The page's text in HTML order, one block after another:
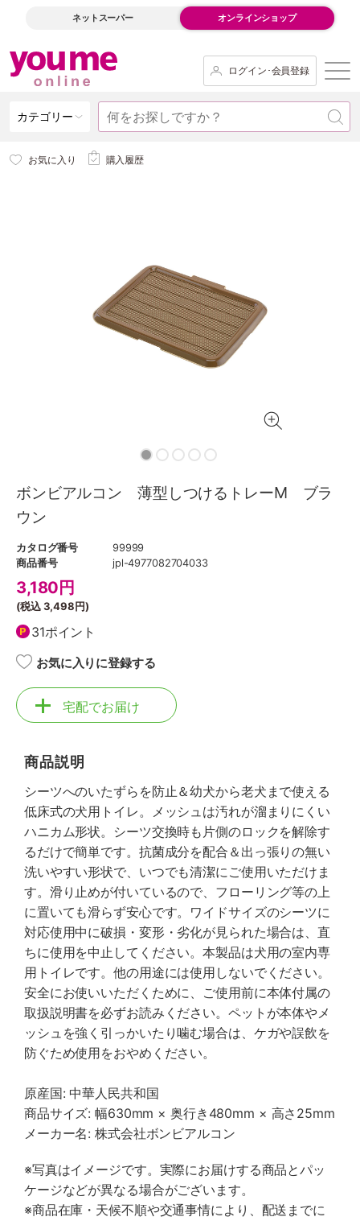
ネットスーパー オンラインショップ
ログイン･会員登録
カテゴリー
お気に入り 購入履歴
ボンビアルコン 薄型しつけるトレーM ブラ
ウン
カタログ番号
99999
商品番号
jpl-4977082704033
3,180 円
(税込3,498円)
31ポイント
お気に入りに登録する
宅配でお届け
商品説明
シーツへのいたずらを防止＆幼犬から老犬まで使える
低床式の犬用トイレ。メッシュは汚れが溜まりにくい
ハニカム形状。シーツ交換時も片側のロックを解除す
るだけで簡単です。抗菌成分を配合＆出っ張りの無い
洗いやすい形状で、いつでも清潔にご使用いただけま
す。滑り止めが付いているので、フローリング等の上
に置いても滑らず安心です。ワイドサイズのシーツに
対応使用中に破損・変形・劣化が見られた場合は、直
ちに使用を中止してください。本製品は犬用の室内専
用トイレです。他の用途には使用しないでください。
安全にお使いいただくために、ご使用前に本体付属の
取扱説明書を必ずお読みください。ペットが本体やメ
ッシュを強く引っかいたり噛む場合は、ケガや誤飲を
防ぐため使用をおやめください。
原産国: 中華人民共和国
商品サイズ: 幅630mm × 奥行き480mm × 高さ25mm
メーカー名: 株式会社ボンビアルコン
※写真はイメージです。実際にお届けする商品とパッ
ケージなどが異なる場合がございます。
※商品在庫・天候不順や交通事情により、配送までに